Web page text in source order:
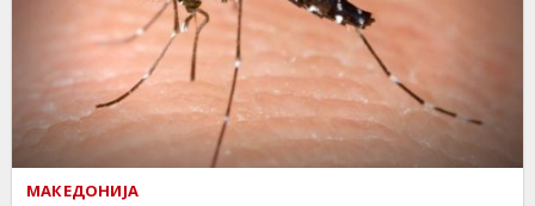
МАКЕДОНИЈА